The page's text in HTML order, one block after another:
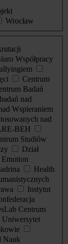
Wrocław
Współpracy
Centrum
Badań
nad
Wspieraniem
nad
BEH
Studiów
Dział
Emotion
Health
Instytut
Centrum
Uniwersytet
Nauk